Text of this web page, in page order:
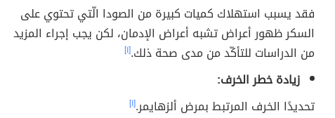
فقد يسبب استهلاك كميات كبيرة من الصودا الّتي تحتوي على
السكر ظهور أعراض تشبه أعراض الإدمان، لكن يجب إجراء المزيد
من الدراسات للتأكّد من مدى صحة ذلك.[١]
زيادة خطر الخرف:
تحديدًا الخرف المرتبط بمرض ألزهايمر.[١]